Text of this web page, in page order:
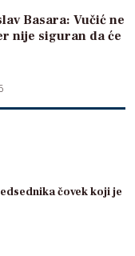
Basara: Vučić ne
nije siguran da će
čovek koji je